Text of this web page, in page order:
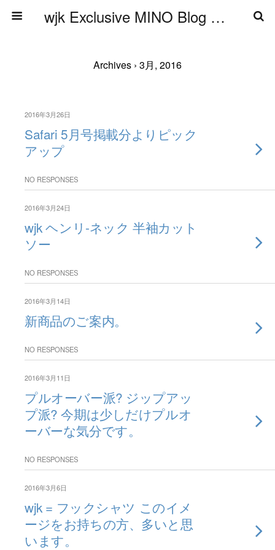
wjk Exclusive MINO Blog ブログ
Archives › 3月, 2016
2016年3月26日
Safari 5月号掲載分よりピック
アップ
NO RESPONSES
2016年3月24日
wjk ヘンリ-ネック 半袖カット
ソー
NO RESPONSES
2016年3月14日
新商品のご案内。
NO RESPONSES
2016年3月11日
プルオーバー派? ジップアッ
プ派? 今期は少しだけプルオ
ーバーな気分です。
NO RESPONSES
2016年3月6日
wjk = フックシャツ このイメ
ージをお持ちの方、多いと思
います。